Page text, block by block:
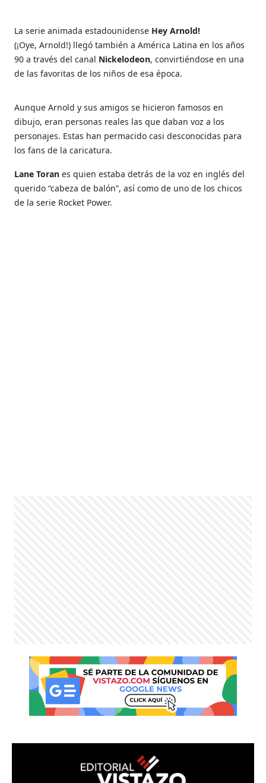
La serie animada estadounidense Hey Arnold!
(¡Oye, Arnold!) llegó también a América Latina en los años
90 a través del canal Nickelodeon, convirtiéndose en una
de las favoritas de los niños de esa época.
Aunque Arnold y sus amigos se hicieron famosos en
dibujo, eran personas reales las que daban voz a los
personajes. Estas han permacido casi desconocidas para
los fans de la caricatura.
Lane Toran es quien estaba detrás de la voz en inglés del
querido “cabeza de balón”, así como de uno de los chicos
de la serie Rocket Power.